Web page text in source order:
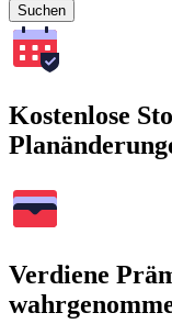
Suchen
Kostenlose
Verdiene